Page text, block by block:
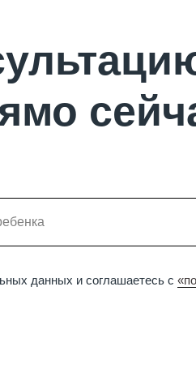
данных и соглашаетесь c